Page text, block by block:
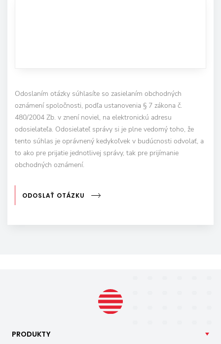
Odoslaním otázky súhlasíte so zasielaním obchodných
oznámení spoločnosti, podľa ustanovenia § 7 zákona č.
480/2004 Zb. v znení noviel, na elektronickú adresu
odosielateľa. Odosielateľ správy si je plne vedomý toho, že
tento súhlas je oprávnený kedykoľvek v budúcnosti odvolať, a
to ako pre prijatie jednotlivej správy, tak pre prijímanie
obchodných oznámení.
ODOSLAŤ OTÁZKU
PRODUKTY